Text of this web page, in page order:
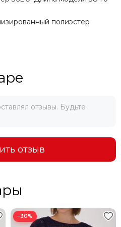
полиэстер
по цене конкурента.
отзывы. Будьте
отзыв
−30%